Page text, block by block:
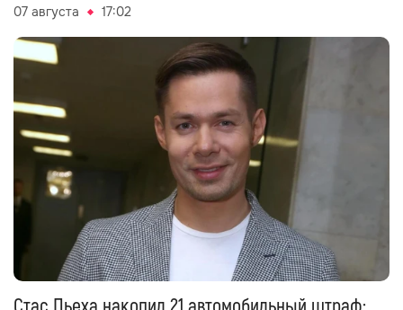
07 августа 17:02